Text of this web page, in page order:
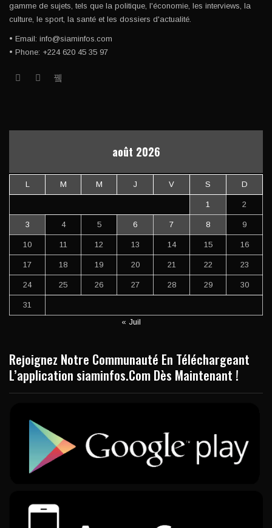
gamme de sujets, tels que la politique, l'économie, les interviews, la
culture, le sport, la santé et les dossiers d'actualité.
• Email: info@siaminfos.com
• Phone: +224 620 45 35 97
août 2026
L M M J V S D
1 2
3 4 5 6 7 8 9
10 11 12 13 14 15 16
17 18 19 20 21 22 23
24 25 26 27 28 29 30
31
« Juil
Rejoignez Notre Communauté En Téléchargeant
L’application siaminfos.Com Dès Maintenant !